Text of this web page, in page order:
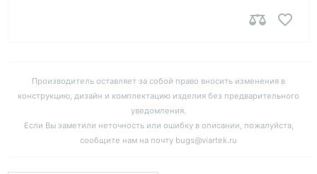
Производитель оставляет за собой право вносить изменения в
конструкцию, дизайн и комплектацию изделия без предварительного
уведомления.
Если Вы заметили неточность или ошибку в описании, пожалуйста,
сообщите нам на почту bugs@viartek.ru